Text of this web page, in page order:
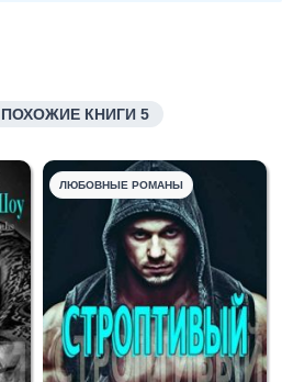
ПОХОЖИЕ КНИГИ 5
ЛЮБОВНЫЕ РОМАНЫ